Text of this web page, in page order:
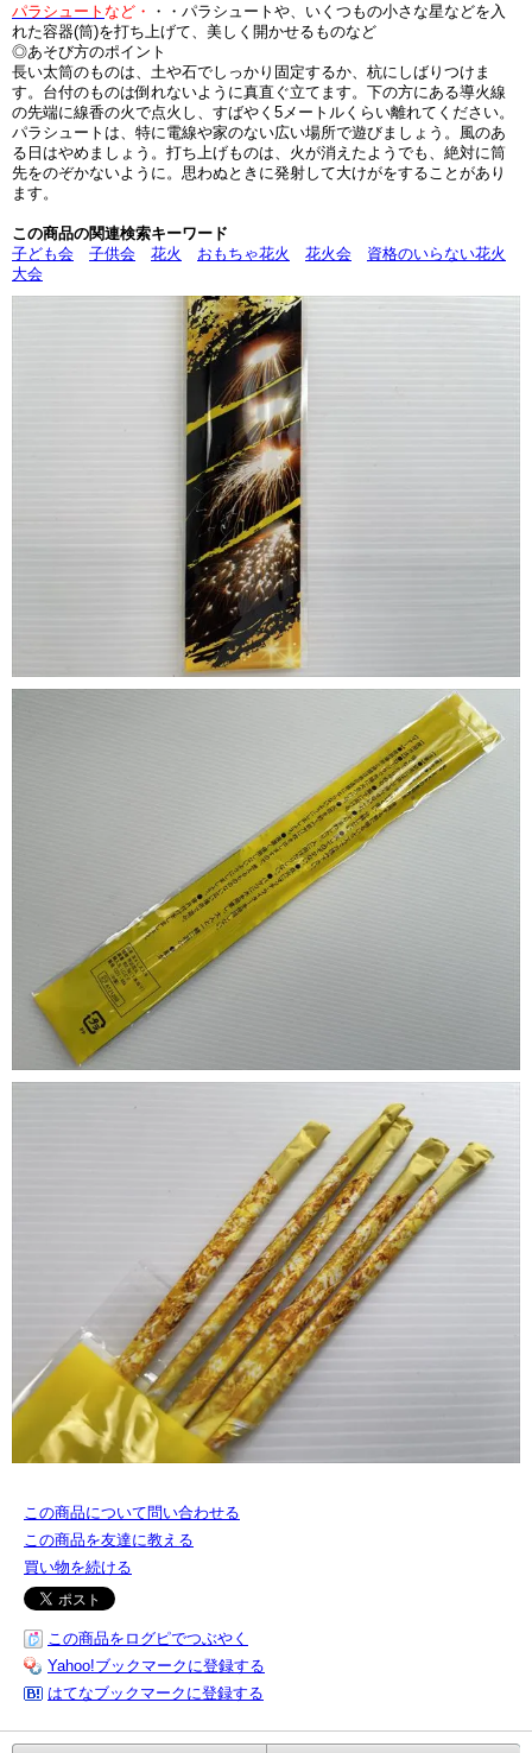
パラシュート など・
・・パラシュートや、いくつもの小さな星などを入
れた容器(筒)を打ち上げて、美しく開かせるものなど
◎あそび方のポイント
長い太筒のものは、土や石でしっかり固定するか、杭にしばりつけま
す。台付のものは倒れないように真直ぐ立てます。下の方にある導火線
の先端に線香の火で点火し、すばやく5メートルくらい離れてください。
パラシュートは、特に電線や家のない広い場所で遊びましょう。風のあ
る日はやめましょう。打ち上げものは、火が消えたようでも、絶対に筒
先をのぞかないように。思わぬときに発射して大けがをすることがあり
ます。
この商品の関連検索キーワード
子ども会
子供会 花火 おもちゃ花火 花火会
資格のいらない花火
大会
この商品について問い合わせる
この商品を友達に教える
買い物を続ける
この商品をログピでつぶやく
Yahoo!ブックマークに登録する
はてなブックマークに登録する